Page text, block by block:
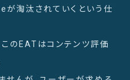
淘汰されていくという仕
のEATはコンテンツ評価